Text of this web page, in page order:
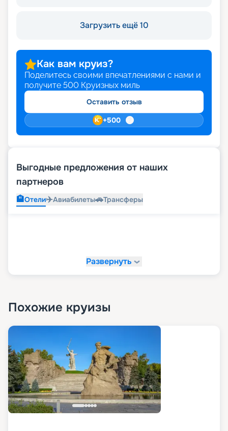
Загрузить ещё 10
Как вам круиз?
Поделитесь своими впечатлениями с нами и
получите 500 Круизных миль
Оставить отзыв
+500
Выгодные предложения от наших
партнеров
🏨Отели✈️Авиабилеты🚗Трансферы
Развернуть
Похожие круизы